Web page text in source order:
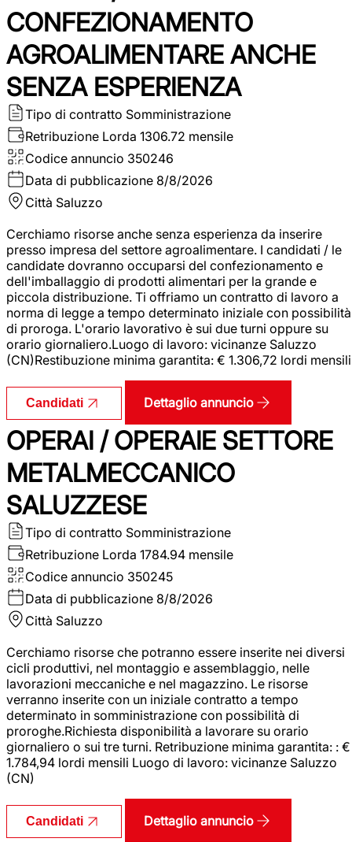
CONFEZIONAMENTO
AGROALIMENTARE ANCHE
SENZA ESPERIENZA
Tipo di contratto Somministrazione
Retribuzione Lorda 1306.72 mensile
Codice annuncio 350246
Data di pubblicazione 8/8/2026
Città Saluzzo
Cerchiamo risorse anche senza esperienza da inserire
presso impresa del settore agroalimentare. I candidati / le
candidate dovranno occuparsi del confezionamento e
dell'imballaggio di prodotti alimentari per la grande e
piccola distribuzione. Ti offriamo un contratto di lavoro a
norma di legge a tempo determinato iniziale con possibilità
di proroga. L'orario lavorativo è sui due turni oppure su
orario giornaliero.Luogo di lavoro: vicinanze Saluzzo
(CN)Restibuzione minima garantita: € 1.306,72 lordi mensili
Candidati Dettaglio annuncio
OPERAI / OPERAIE SETTORE
METALMECCANICO
SALUZZESE
Tipo di contratto Somministrazione
Retribuzione Lorda 1784.94 mensile
Codice annuncio 350245
Data di pubblicazione 8/8/2026
Città Saluzzo
Cerchiamo risorse che potranno essere inserite nei diversi
cicli produttivi, nel montaggio e assemblaggio, nelle
lavorazioni meccaniche e nel magazzino. Le risorse
verranno inserite con un iniziale contratto a tempo
determinato in somministrazione con possibilità di
proroghe.Richiesta disponibilità a lavorare su orario
giornaliero o sui tre turni. Retribuzione minima garantita: : €
1.784,94 lordi mensili Luogo di lavoro: vicinanze Saluzzo
(CN)
Candidati Dettaglio annuncio